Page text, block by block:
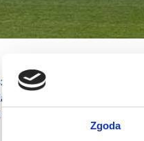
Zgoda
najważniejsze targi
skupia